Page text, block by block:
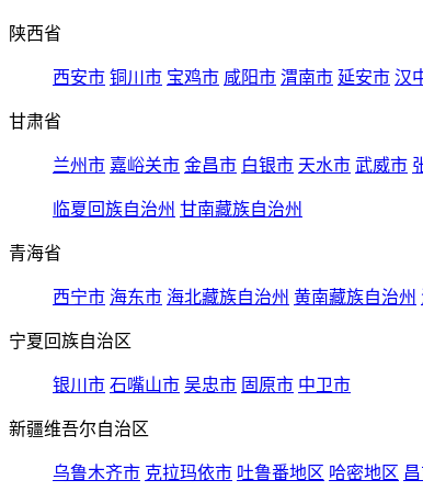
陕西省
西安市 铜川市 宝鸡市 咸阳市 渭南市 延安市 汉
甘肃省
兰州市 嘉峪关市 金昌市 白银市 天水市 武威市
临夏回族自治州 甘南藏族自治州
青海省
西宁市 海东市 海北藏族自治州 黄南藏族自治州
宁夏回族自治区
银川市 石嘴山市 吴忠市 固原市 中卫市
新疆维吾尔自治区
乌鲁木齐市 克拉玛依市 吐鲁番地区 哈密地区